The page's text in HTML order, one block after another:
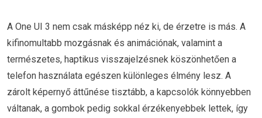
A One UI 3 nem csak másképp néz ki, de érzetre is más. A
kifinomultabb mozgásnak és animációnak, valamint a
természetes, haptikus visszajelzésnek köszönhetően a
telefon használata egészen különleges élmény lesz. A
zárolt képernyő áttűnése tisztább, a kapcsolók könnyebben
váltanak, a gombok pedig sokkal érzékenyebbek lettek, így